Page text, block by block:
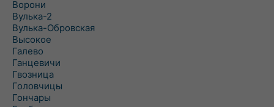
Ворони
Вулька-2
Вулька-Обровская
Высокое
Галево
Ганцевичи
Гвозница
Головчицы
Гончары